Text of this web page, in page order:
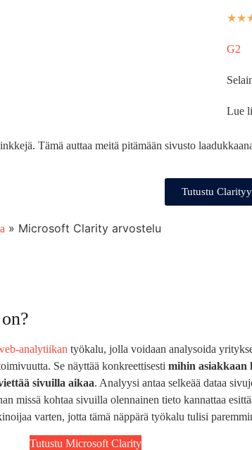
☆☆
G2
Lue
Tämä auttaa meitä pitämään sivusto
Tutustu
» Microsoft Clarity arvostelu
analytiikan työkalu, jolla voidaan analysoida
Se näyttää konkreettisesti mihin
sivuilla aikaa. Analyysi antaa selkeää dataa
missä kohtaa sivuilla olennainen tieto kannattaa
varten, jotta tämä näppärä työkalu tulisi
Tutustu Microsoft Clarity